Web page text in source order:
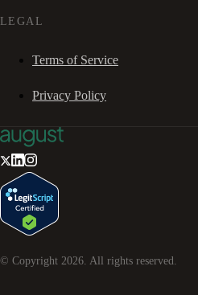
LEGAL
Terms of Service
Privacy Policy
© Copyright 2026 . All rights reserved.